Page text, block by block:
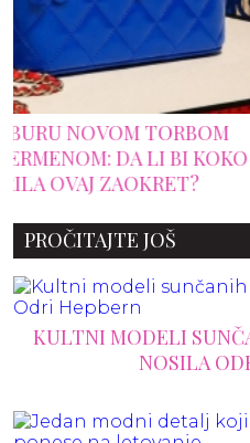
PROČITAJTE JOŠ
KULTNI MODELI
NOSILA